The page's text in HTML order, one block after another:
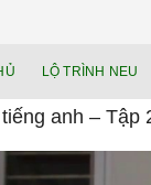
LỘ TRÌNH NEU
anh – Tập